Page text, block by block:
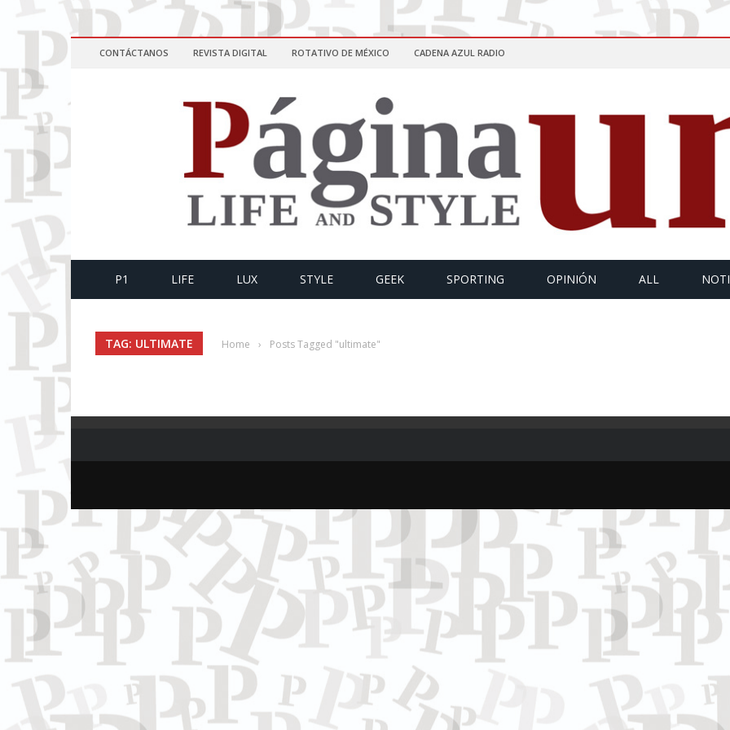
CONTÁCTANOS REVISTA DIGITAL ROTATIVO DE MÉXICO CADENA AZUL RADIO
P1 LIFE LUX STYLE GEEK SPORTING OPINIÓN ALL
TAG: ULTIMATE Home › Posts Tagged "ultimate"